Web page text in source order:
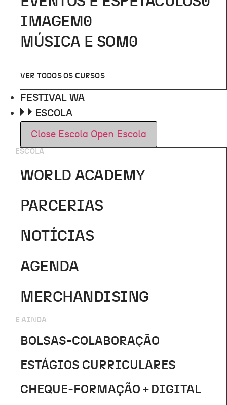
IMAGEM 0
MÚSICA E SOM 0
VER TODOS OS CURSOS
FESTIVAL WA
ESCOLA
Close Escola Open Escola
ESCOLA
WORLD ACADEMY
PARCERIAS
NOTÍCIAS
AGENDA
MERCHANDISING
E AINDA
BOLSAS-COLABORAÇÃO
ESTÁGIOS CURRICULARES
CHEQUE-FORMAÇÃO + DIGITAL